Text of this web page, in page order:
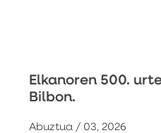
Elkanoren 500.
Bilbon.
Abuztua / 03, 2026